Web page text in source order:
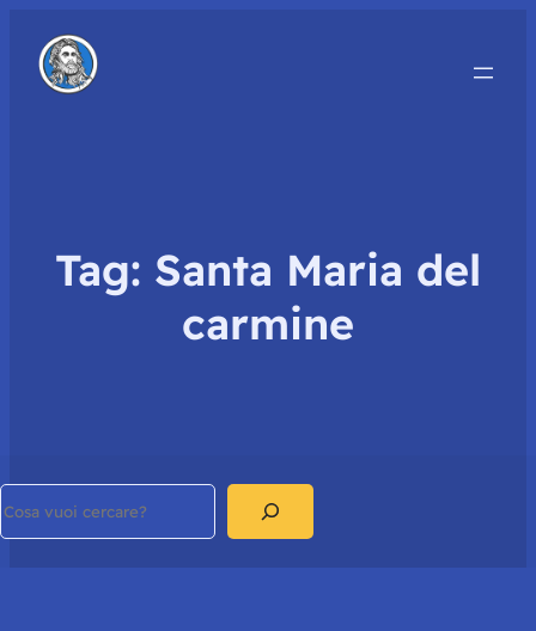
Tag: Santa Maria del
carmine